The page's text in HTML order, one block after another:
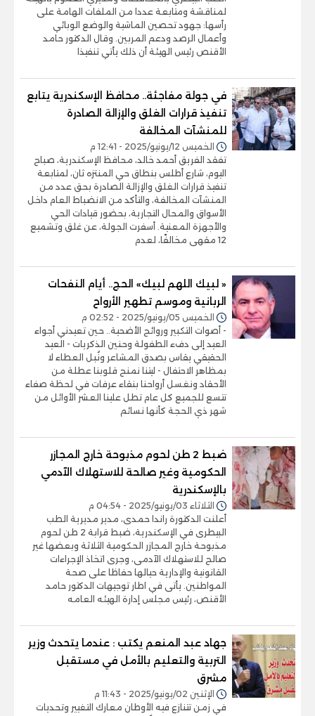
لمناقشة ومتابعة عددا من الملفات الهامة على
رأسها: جهود تحصين الماشية والوضع الوبائي
وأعمال الرصد ودعم المربين. وقال الدكتور حامد
الأقنص رئيس الهيئة أن ذلك يأتي تنفيذا
في جولة مفاجئة.. محافظ الإسكندرية يتابع
تنفيذ قرارات الغلق والإزالة الصادرة
للمنشآت المخالفة
الخميس 12/يونيو/2025 - 12:41 م
تفقد الفريق أحمد خالد، محافظ الإسكندرية، صباح
اليوم، شارع أطلس بنطاق حي المنتزه ثان، لمتابعة
تنفيذ قرارات الغلق والإزالة الصادرة بحق عدد من
المنشآت المخالفة، والتأكد من الانضباط العام داخل
الأسواق والمحال التجارية، بحضور قيادات الحي
والأجهزة المعنية. أسفرت الجولة، عن غلق وتشميع
12 مقهى مخالفًا، لعدم
« لبيك اللهم لبيك» الحج.. أيام النفحات
الربانية وموسم تطهير الأرواح
الخميس 05/يونيو/2025 - 02:52 م
- أصوات التكبير وروائح الأضحية.. حين تعيدني أجواء
العيد إلى دفء الطفولة وحنين الذكريات - العيد
الحقيقي يقاس بصدق المشاعر ونُبل العطاء لا
بمظاهر الاحتفال - ليتنا نمنح قلوبنا عطلة من
الأحقاد ونغسل أرواحنا بنقاء عرفات في لحظة صفاء
تتسع للجميع كل عام تطل علينا العشر الأوائل من
شهر ذي الحجة كأنها نسائم
ضبط 2 طن لحوم مذبوحة خارج المجازر
الحكومية وغير صالحة للاستهلاك الآدمي
بالإسكندرية
الثلاثاء 03/يونيو/2025 - 04:54 م
أعلنت الدكتورة راندا حمدى، مدير مديرية الطب
البيطرى في الإسكندرية، ضبط قرابة 2 طن لحوم
مذبوحة خارج المجازر الحكومية الثلاثة وبعضها غير
صالح للاستهلاك الآدمى، وجرى اتخاذ الإجراءات
القانونية والإدارية حيالها حفاظا على صحة
المواطنين. يأتى في اطار توجيهات الدكتور حامد
الأقنص، رئيس مجلس إدارة الهيئه العامه
جهاد عبد المنعم يكتب : عندما يتحدث وزير
التربية والتعليم بالأمل في مستقبل
مشرق
الإثنين 02/يونيو/2025 - 11:43 م
في زمن تتنازع فيه الأوطان معارك التغيير وتحديات